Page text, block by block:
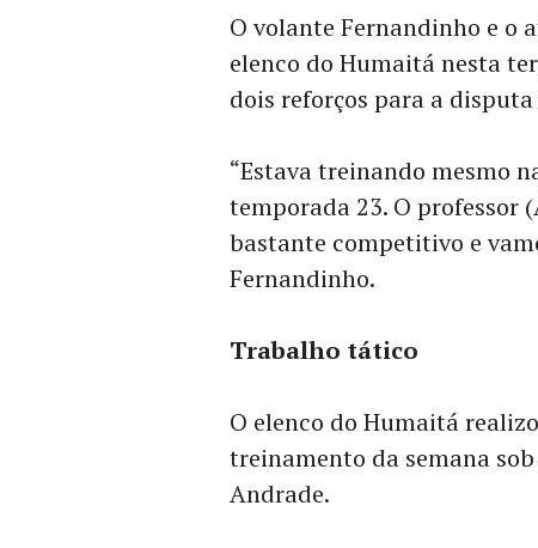
O volante Fernandinho e o
elenco do Humaitá nesta
dois reforços para a
“Estava treinando mesmo
temporada 23. O professor
bastante competitivo e
Fernandinho.
Trabalho tático
O elenco do Humaitá
treinamento da semana
Andrade.